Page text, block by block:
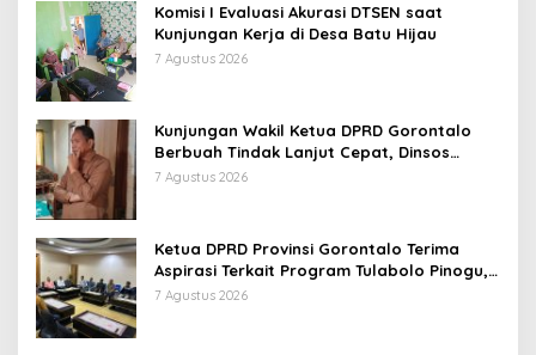
Komisi I Evaluasi Akurasi DTSEN saat
Kunjungan Kerja di Desa Batu Hijau
7 Agustus 2026
Kunjungan Wakil Ketua DPRD Gorontalo
Berbuah Tindak Lanjut Cepat, Dinsos
Provinsi Bantu Remaja Terlantar Asal
7 Agustus 2026
Ketua DPRD Provinsi Gorontalo Terima
Aspirasi Terkait Program Tulabolo Pinogu,
Tegaskan Komitmen Pengawalan Hingga
7 Agustus 2026